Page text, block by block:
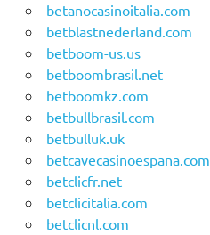
betanocasinoitalia.com
betblastnederland.com
betboom-us.us
betboombrasil.net
betboomkz.com
betbullbrasil.com
betbulluk.uk
betcavecasinoespana.com
betclicfr.net
betclicitalia.com
betclicnl.com